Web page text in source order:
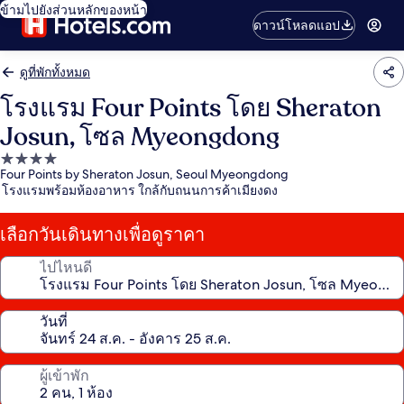
ข้ามไปยังส่วนหลักของหน้า
ดาวน์โหลดแอป
ดูที่พักทั้งหมด
โรงแรม Four Points โดย Sheraton
Josun, โซล Myeongdong
ที่พัก
4.0
Four Points by Sheraton Josun, Seoul Myeongdong
โรงแรมพร้อมห้องอาหาร ใกล้กับถนนการค้าเมียงดง
เลือกวันเดินทางเพื่อดูราคา
ไปไหนดี
วันที่
ผู้เข้าพัก